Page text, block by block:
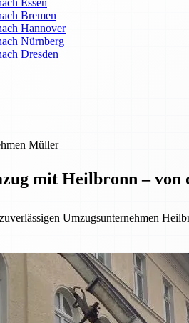
Essen
Bremen
Hannover
Nürnberg
Dresden
Müller
mit Heilbronn –
Umzugsunternehmen